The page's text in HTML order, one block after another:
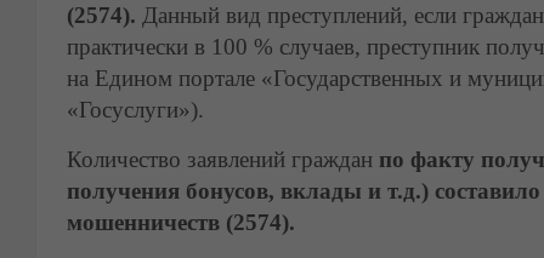
(2574). Данный вид преступлений, если
практически в 100 % случаев, преступник
на Едином портале «Государственных и
«Госуслуги»).
Количество заявлений граждан по факту
получения бонусов, вклады и т.д.)
мошенничеств (2574).